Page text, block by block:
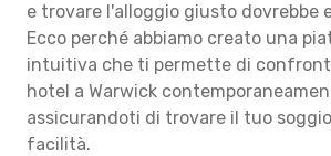
e trovare l'alloggio giusto dovrebbe
Ecco perché abbiamo creato una
intuitiva che ti permette di
hotel a Warwick
assicurandoti di trovare il tuo
facilità.